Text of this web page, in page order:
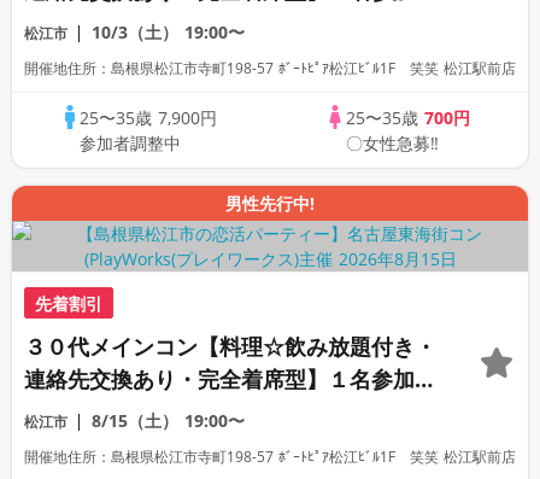
数・初参加も大歓迎☆プレイワークス主催
☆
松江市 10/3（土） 19:00〜
開催地住所：島根県松江市寺町198-57 ﾎﾞｰﾄﾋﾟｱ松江ﾋﾞﾙ1F 笑笑 松江駅前店
25〜35歳 7,900円
参加者調整中
25〜35歳 700円
〇女性急募‼
男性先行中!
先着割引
３０代メインコン【料理☆飲み放題付き・
連絡先交換あり・完全着席型】１名参加多
数・初参加も大歓迎☆
松江市 8/15（土） 19:00〜
開催地住所：島根県松江市寺町198-57 ﾎﾞｰﾄﾋﾟｱ松江ﾋﾞﾙ1F 笑笑 松江駅前店